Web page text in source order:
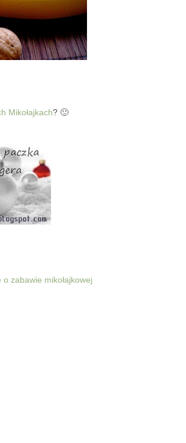
Mikołajkach? 🙂
zabawie mikołajkowej